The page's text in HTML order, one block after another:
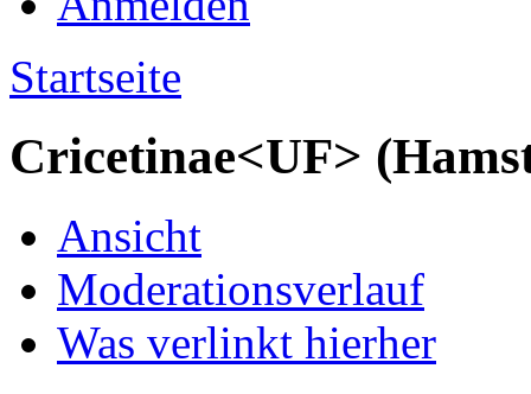
Startseite
Cricetinae<UF>
Ansicht
Moderationsverlauf
Was verlinkt hierher